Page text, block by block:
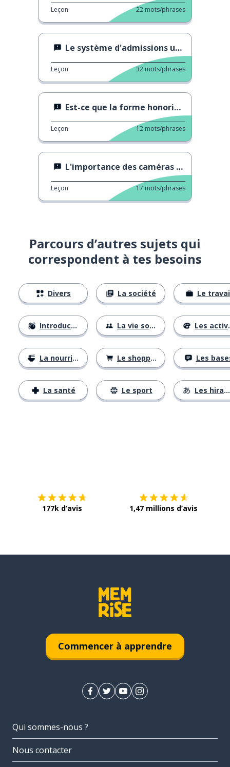
Leçon 22 mots/phrases
Le système d'admissions universitaires
Leçon 32 mots/phrases
Est-ce que la forme honorifique est nécessaire ?
Leçon 12 mots/phrases
L'importance des caméras de sécurité
Leçon 17 mots/phrases
Parcours d’autres sujets qui
correspondent à tes besoins
Divers
Introductions
La nourriture
La santé
La société
La vie sociale
Le shopping
Le sport
Le
Les activités
Les
Les hiraganas
177k d’avis 1,47 millions d’avis
Commencer à apprendre
Qui sommes-nous ?
Nous contacter